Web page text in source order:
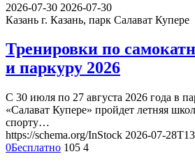
2026-07-30 2026-07-30
Казань г. Казань, парк Салават Купере
Тренировки по
и паркуру 2026
С 30 июля по 27 августа 2026 года в
«Салават Купере» пройдет летняя
спорту…
https://schema.org/InStock 2026-07-
0Бесплатно 105 4